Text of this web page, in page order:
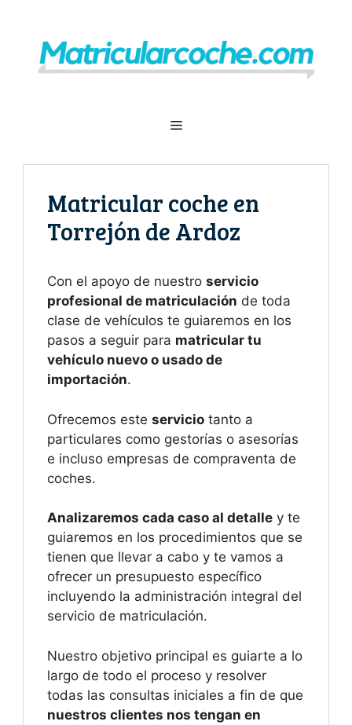
contenido
Menú
Matricular coche en
Torrejón de Ardoz
Con el apoyo de nuestro servicio
profesional de matriculación de toda
clase de vehículos te guiaremos en los
pasos a seguir para matricular tu
vehículo nuevo o usado de
importación.
Ofrecemos este servicio tanto a
particulares como gestorías o asesorías
e incluso empresas de compraventa de
coches.
Analizaremos cada caso al detalle y te
guiaremos en los procedimientos que se
tienen que llevar a cabo y te vamos a
ofrecer un presupuesto específico
incluyendo la administración integral del
servicio de matriculación.
Nuestro objetivo principal es guiarte a lo
largo de todo el proceso y resolver
todas las consultas iniciales a fin de que
nuestros clientes nos tengan en